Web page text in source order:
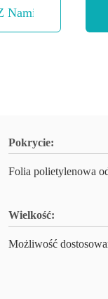
Nami
Pokrycie:
Folia polietylenowa
Wielkość:
Możliwość